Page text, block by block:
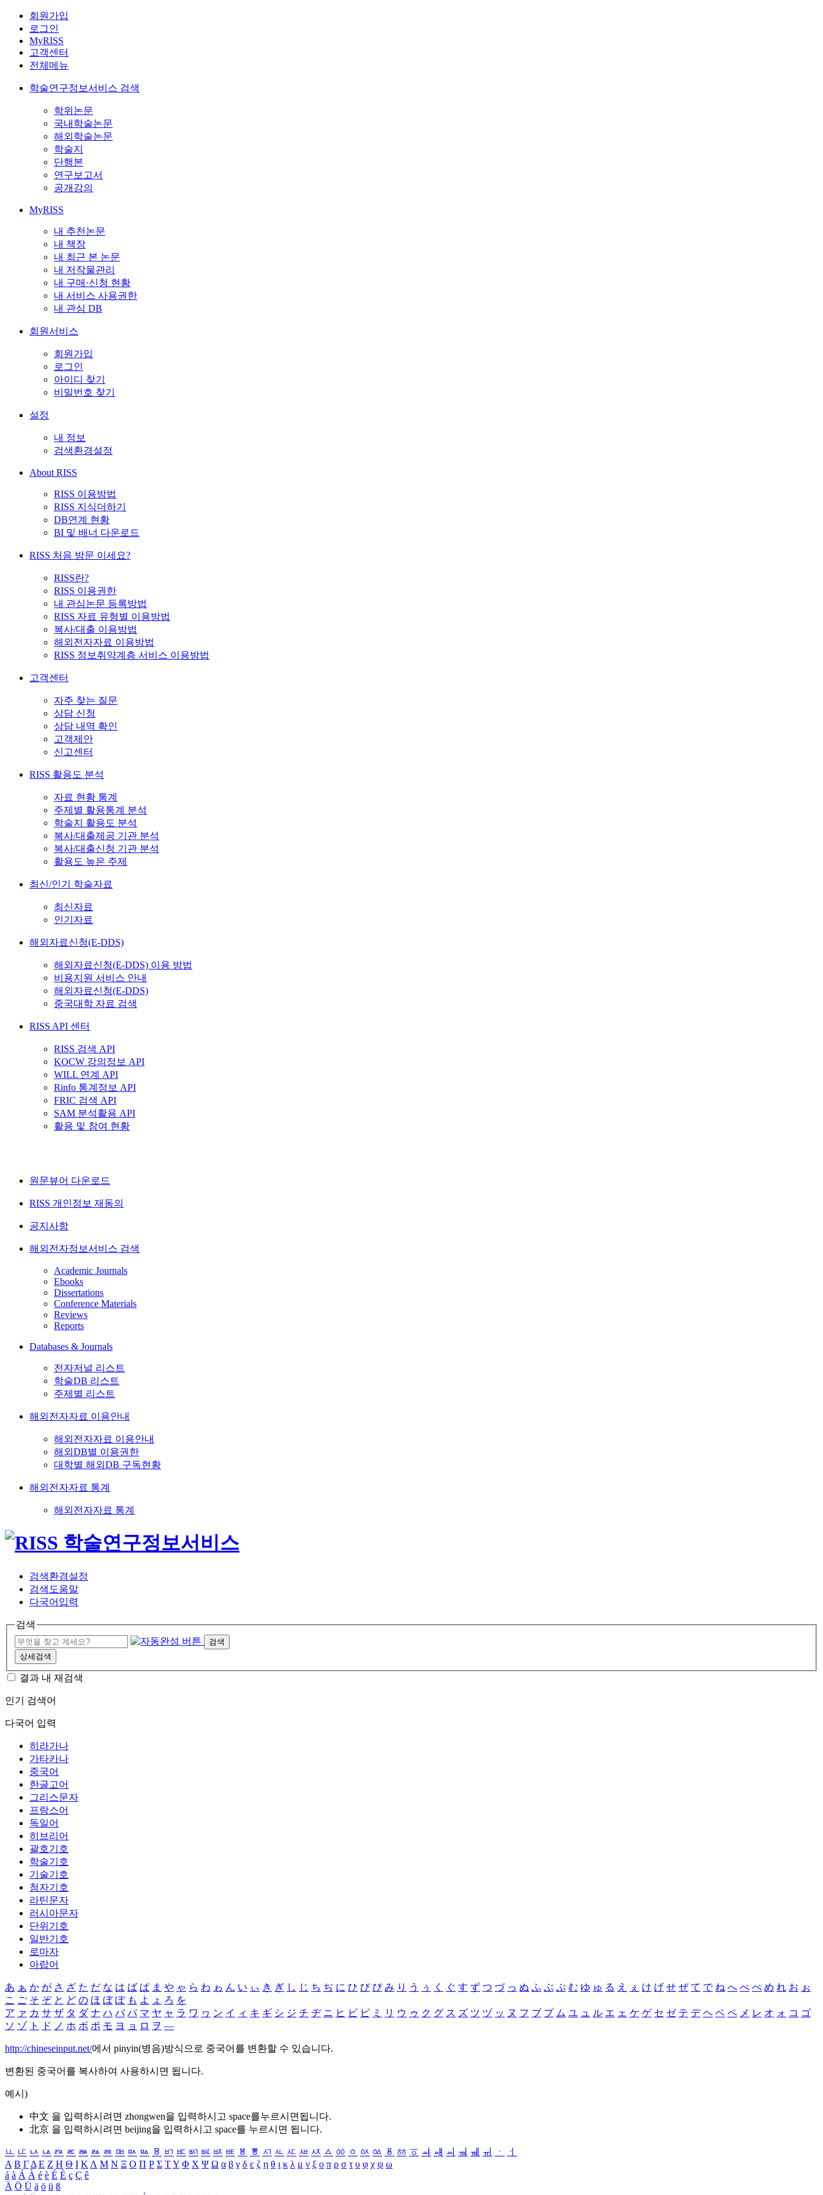
회원가입
로그인
MyRISS
고객센터
전체메뉴
학술연구정보서비스 검색
학위논문
국내학술논문
해외학술논문
학술지
단행본
연구보고서
공개강의
MyRISS
내 추천논문
내 책장
내 최근 본 논문
내 저작물관리
내 구매·신청 현황
내 서비스 사용권한
내 관심 DB
회원서비스
회원가입
로그인
아이디 찾기
비밀번호 찾기
설정
내 정보
검색환경설정
About RISS
RISS 이용방법
RISS 지식더하기
DB연계 현황
BI 및 배너 다운로드
RISS 처음 방문 이세요?
RISS란?
RISS 이용권한
내 관심논문 등록방법
RISS 자료 유형별 이용방법
복사/대출 이용방법
해외전자자료 이용방법
RISS 정보취약계층 서비스 이용방법
고객센터
자주 찾는 질문
상담 신청
상담 내역 확인
고객제안
신고센터
RISS 활용도 분석
자료 현황 통계
주제별 활용통계 분석
학술지 활용도 분석
복사/대출제공 기관 분석
복사/대출신청 기관 분석
활용도 높은 주제
최신/인기 학술자료
최신자료
인기자료
해외자료신청(E-DDS)
해외자료신청(E-DDS) 이용 방법
비용지원 서비스 안내
해외자료신청(E-DDS)
중국대학 자료 검색
RISS API 센터
RISS 검색 API
KOCW 강의정보 API
WILL 연계 API
Rinfo 통계정보 API
FRIC 검색 API
SAM 분석활용 API
활용 및 참여 현황
원문뷰어 다운로드
RISS 개인정보 재동의
공지사항
해외전자정보서비스 검색
Academic Journals
Ebooks
Dissertations
Conference Materials
Reviews
Reports
Databases & Journals
전자저널 리스트
학술DB 리스트
주제별 리스트
해외전자자료 이용안내
해외전자자료 이용안내
해외DB별 이용권한
대학별 해외DB 구독현황
해외전자자료 통계
해외전자자료 통계
검색환경설정
검색도움말
다국어입력
검색
검색
상세검색
결과 내 재검색
인기 검색어
다국어 입력
히라가나
가타카나
중국어
한글고어
그리스문자
프랑스어
독일어
히브리어
괄호기호
학술기호
기술기호
첨자기호
라틴문자
러시아문자
단위기호
일반기호
로마자
아랍어
あ ぁ か が さ ざ た だ な は ば ぱ ま や ゃ ら わ ゎ ん い ぃ き ぎ し じ ち ぢ に ひ び ぴ み り う ぅ く ぐ す ず つ づ っ ぬ ふ ぶ ぷ む ゆ ゅ る え ぇ け げ せ ぜ て で ね へ べ ぺ め れ お ぉ
こ ご そ ぞ と ど の ほ ぼ ぽ も よ ょ ろ を
ア ァ カ サ ザ タ ダ ナ ハ バ パ マ ヤ ャ ラ ワ ヮ ン イ ィ キ ギ シ ジ チ ヂ ニ ヒ ビ ピ ミ リ ウ ゥ ク グ ス ズ ツ ヅ ッ ヌ フ ブ プ ム ユ ュ ル エ ェ ケ ゲ セ ゼ テ デ ヘ ベ ペ メ レ オ ォ コ ゴ
ソ ゾ ト ド ノ ホ ボ ポ モ ヨ ョ ロ ヲ ―
http://chineseinput.net/에서 pinyin(병음)방식으로 중국어를 변환할 수 있습니다.
변환된 중국어를 복사하여 사용하시면 됩니다.
예시)
中文 을 입력하시려면 zhongwen을 입력하시고 space를누르시면됩니다.
北京 을 입력하시려면 beijing을 입력하시고 space를 누르시면 됩니다.
ㅥ ㅦ ㅧ ㅨ ㅩ ㅪ ㅫ ㅬ ㅭ ㅮ ㅯ ㅰ ㅱ ㅲ ㅳ ㅴ ㅵ ㅶ ㅷ ㅸ ㅹ ㅺ ㅻ ㅼ ㅽ ㅾ ㅿ ㆀ ㆁ ㆂ ㆃ ㆄ ㆅ ㆆ ㆇ ㆈ ㆉ ㆊ ㆋ ㆌ ㆍ
ㆎ
Α Β ΓΔ Ε Ζ Η Θ Ι ΚΛ Μ Ν Ξ Ο Π Ρ Σ ΤΥ Φ Χ Ψ Ω α β γ δ ε ζ η θ ι κ λ μ ν ξ ο π ρ σ τ υ φ χ ψ ω
á à Á À é è É È ç Ç ê
Ä Ö Ü ä ö ü ß